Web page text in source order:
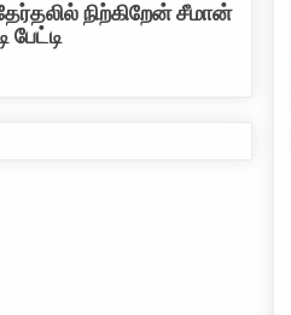
நிற்கிறேன் சீமான்
பேட்டி